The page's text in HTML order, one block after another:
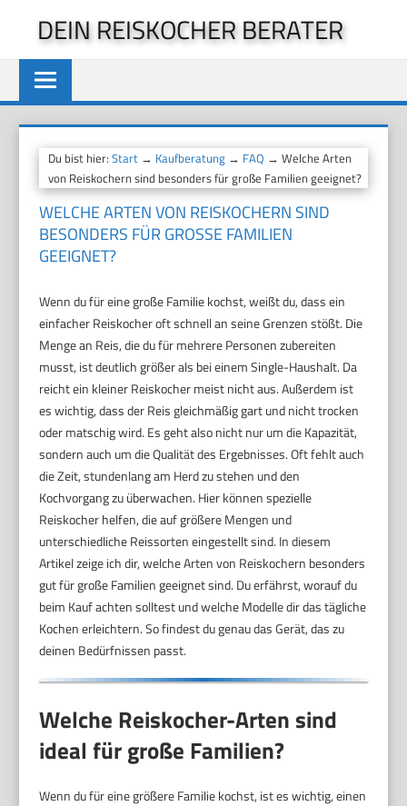
springen
DEIN REISKOCHER BERATER
Du bist hier:Start → Kaufberatung → FAQ → Welche Arten
von Reiskochern sind besonders für große Familien geeignet?
WELCHE ARTEN VON REISKOCHERN SIND
BESONDERS FÜR GROSSE FAMILIEN G
EEIGNET?
Wenn du für eine große Familie kochst, weißt du, dass ein
einfacher Reiskocher oft schnell an seine Grenzen stößt. Die
Menge an Reis, die du für mehrere Personen zubereiten
musst, ist deutlich größer als bei einem Single-Haushalt. Da
reicht ein kleiner Reiskocher meist nicht aus. Außerdem ist
es wichtig, dass der Reis gleichmäßig gart und nicht trocken
oder matschig wird. Es geht also nicht nur um die Kapazität,
sondern auch um die Qualität des Ergebnisses. Oft fehlt auch
die Zeit, stundenlang am Herd zu stehen und den
Kochvorgang zu überwachen. Hier können spezielle
Reiskocher helfen, die auf größere Mengen und
unterschiedliche Reissorten eingestellt sind. In diesem
Artikel zeige ich dir, welche Arten von Reiskochern besonders
gut für große Familien geeignet sind. Du erfährst, worauf du
beim Kauf achten solltest und welche Modelle dir das tägliche
Kochen erleichtern. So findest du genau das Gerät, das zu
deinen Bedürfnissen passt.
Welche Reiskocher-Arten sind
ideal für große Familien?
Wenn du für eine größere Familie kochst, ist es wichtig, einen